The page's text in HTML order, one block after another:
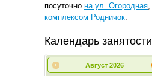
посуточно на ул. Огородная,
комплексом Родничок.
Календарь занятости
Август 2026